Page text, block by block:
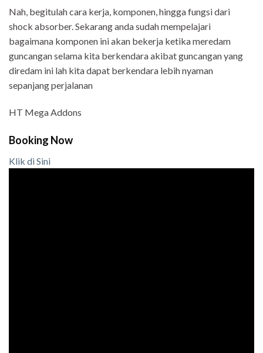
Nah, begitulah cara kerja, komponen, hingga fungsi dari
shock absorber. Sekarang anda sudah mempelajari
bagaimana komponen ini akan bekerja ketika meredam
guncangan selama kita berkendara akibat guncangan yang
diredam ini lah kita dapat berkendara lebih nyaman
sepanjang perjalanan
HT Mega Addons
Booking Now
Klik di Sini